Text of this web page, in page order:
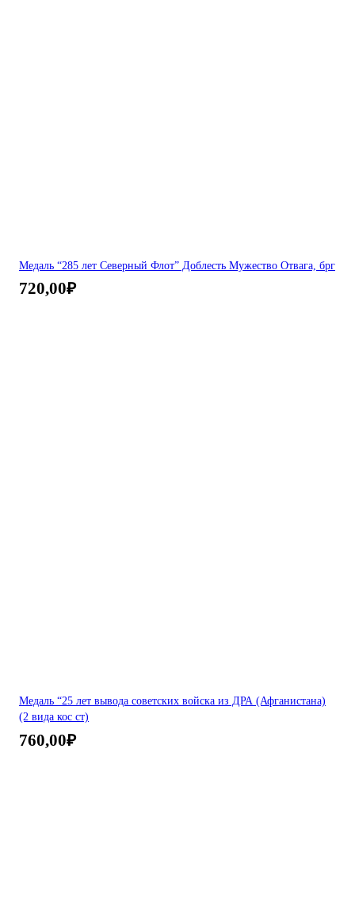
Медаль “285 лет Северный Флот” Доблесть Мужество Отвага, брг
720,00₽
Медаль “25 лет вывода советских войска из ДРА (Афганистана)
(2 вида кос ст)
760,00₽